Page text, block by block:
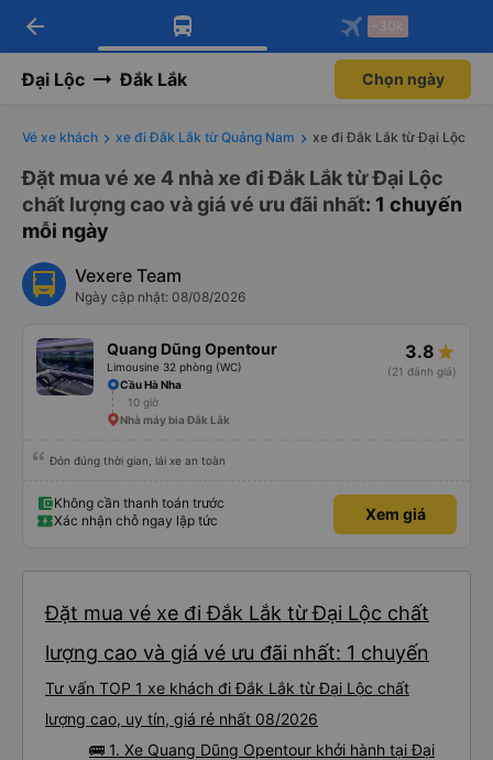
Tải app Vexere ngay!
Nhận ưu đãi thành viên độc
Mở app
Tải app Vexere
-30k/ghế khi đặt vé máy bay qua
Mở app
arrow_back -30k
Đại Lộc Đắk Lắk Chọn ngày
Vé xe khách xe đi Đắk Lắk từ Quảng Nam xe đi Đắk Lắk từ Đại Lộc
Đặt mua vé xe 4 nhà xe đi Đắk Lắk từ Đại Lộc
chất lượng cao và giá vé ưu đãi nhất: 1 chuyến
mỗi ngày
Vexere Team
Ngày cập nhật: 08/08/2026
Quang Dũng Opentour
Limousine 32 phòng (WC)
3.8
(21 đánh giá)
Cầu Hà Nha
10 giờ
Nhà máy bia Đắk Lắk
Đón đúng thời gian, lái xe an toàn
Không cần thanh toán trước
Xác nhận chỗ ngay lập tức
Xem giá
Đặt mua vé xe đi Đắk Lắk từ Đại Lộc chất
lượng cao và giá vé ưu đãi nhất: 1 chuyến
Tư vấn TOP 1 xe khách đi Đắk Lắk từ Đại Lộc chất
lượng cao, uy tín, giá rẻ nhất 08/2026
🚌 1. Xe Quang Dũng Opentour khởi hành tại Đại